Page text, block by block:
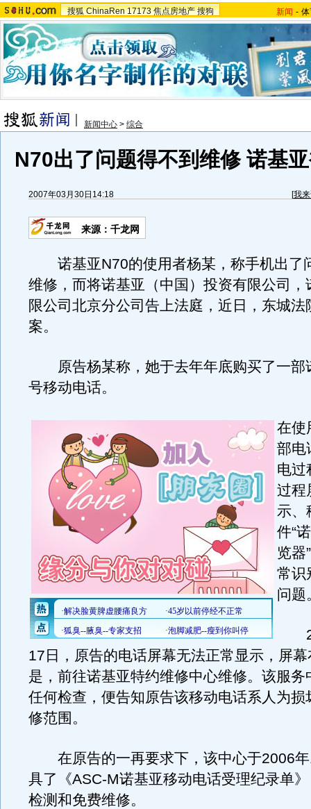
搜狐 ChinaRen 17173 焦点房地产 搜狗 新闻 -
新闻中心 > 综合
N70出了问题得不到维修 诺基
2007年03月30日14:18 [我
来源：千龙网
诺基亚N70的使用者杨某，称手机出了
维修，而将诺基亚（中国）投资有限公司，
限公司北京分公司告上法庭，近日，东城法
案。
原告杨某称，她于去年年底购买了一部
号移动电话。
在使
部电
电过
过程
示、
件“
览器
常识
问题
17日，原告的电话屏幕无法正常显示，屏
是，前往诺基亚特约维修中心维修。该服务
任何检查，便告知原告该移动电话系人为损
修范围。
在原告的一再要求下，该中心于2006年
具了《ASC-M诺基亚移动电话受理纪录单
检测和免费维修。